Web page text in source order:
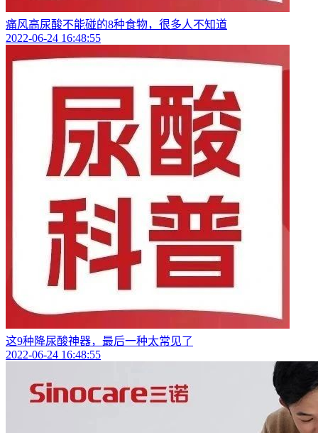
痛风高尿酸不能碰的8种食物，很多人不知道
2022-06-24 16:48:55
这9种降尿酸神器，最后一种太常见了
2022-06-24 16:48:55